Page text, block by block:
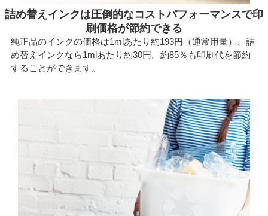
詰め替えインクは圧倒的なコストパフォーマンスで印
刷価格が節約できる
純正品のインクの価格は1mlあたり約193円（通常用量）、詰
め替えインクなら1mlあたり約30円。約85％も印刷代を節約
することができます。